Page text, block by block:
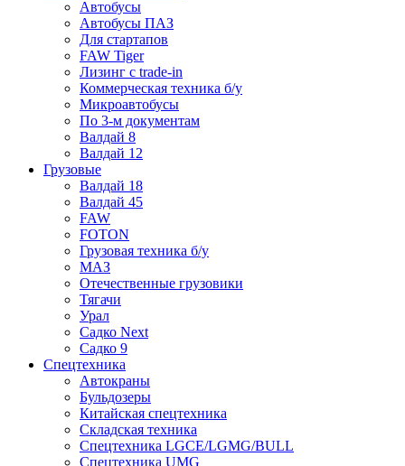
Автобусы
Автобусы ПАЗ
Для стартапов
FAW Tiger
Лизинг с trade-in
Коммерческая техника б/у
Микроавтобусы
По 3-м документам
Валдай 8
Валдай 12
Грузовые
Валдай 18
Валдай 45
FAW
FOTON
Грузовая техника б/у
МАЗ
Отечественные грузовики
Тягачи
Урал
Садко Next
Садко 9
Спецтехника
Автокраны
Бульдозеры
Китайская спецтехника
Складская техника
Спецтехника LGCE/LGMG/BULL
Спецтехника UMG